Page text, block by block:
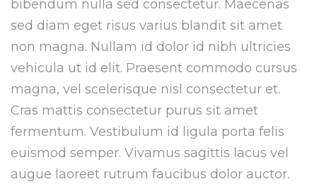
bibendum nulla sed consectetur. Maecenas
sed diam eget risus varius blandit sit amet
non magna. Nullam id dolor id nibh ultricies
vehicula ut id elit. Praesent commodo cursus
magna, vel scelerisque nisl consectetur et.
Cras mattis consectetur purus sit amet
fermentum. Vestibulum id ligula porta felis
euismod semper. Vivamus sagittis lacus vel
augue laoreet rutrum faucibus dolor auctor.